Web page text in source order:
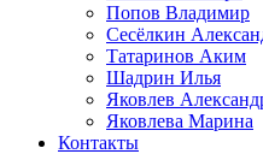
Попов Владимир
Сесёлкин
Татаринов Аким
Шадрин Илья
Яковлев
Яковлева Марина
Контакты